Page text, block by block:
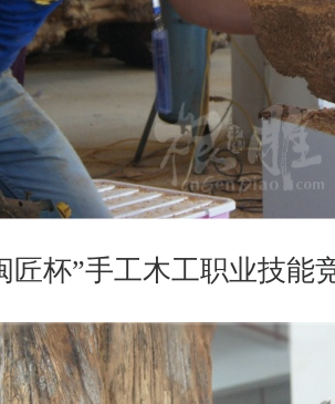
匠杯”手工木工职业技能